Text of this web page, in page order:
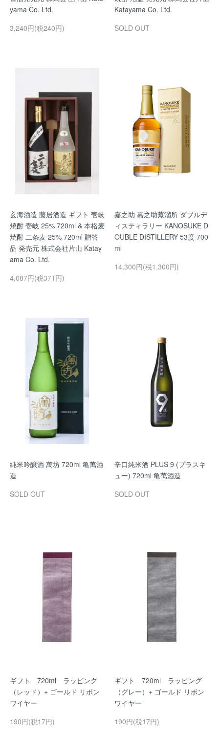
yama Co. Ltd.
3,240円(税240円)
Katayama Co. Ltd.
SOLD OUT
玄海酒造 藤居酒造 ギフト 壱岐
焼酎 壱岐 25% 720ml & 本格麦
焼酎 二条麦 25% 720ml 贈答
品 発売元 株式会社片山 Katay
ama Co. Ltd.
4,087円(税371円)
嘉之助 嘉之助蒸溜所 ダブルデ
ィスティラリー KANOSUKE D
OUBLE DISTILLERY 53度 700
ml
14,300円(税1,300円)
純米吟醸酒 萬坊 720ml 亀萬酒
造
SOLD OUT
辛口純米酒 PLUS 9 (プラスキ
ュー) 720ml 亀萬酒造
SOLD OUT
ギフト 720ml ラッピング
（レッド）+ ゴールド リボン
ワイヤー
190円(税17円)
ギフト 720ml ラッピング
（グレー）+ ゴールド リボン
ワイヤー
190円(税17円)